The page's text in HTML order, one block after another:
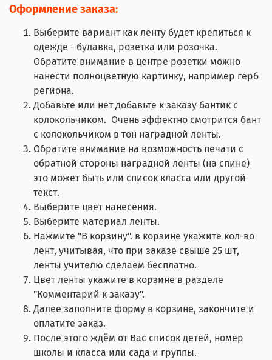
Оформление заказа:
Выберите вариант как ленту будет крепиться к
одежде - булавка, розетка или розочка.
Обратите внимание в центре розетки можно
нанести полноцветную картинку, например герб
региона.
Добавьте или нет добавьте к заказу бантик с
колокольчиком. Очень эффектно смотрится бант
с колокольчиком в тон наградной ленты.
Обратите внимание на возможность печати с
обратной стороны наградной ленты (на спине)
это может быть или список класса или другой
текст.
Выберите цвет нанесения.
Выберите материал ленты.
Нажмите "В корзину". в корзине укажите кол-во
лент, учитывая, что при заказе свыше 25 шт,
ленты учителю сделаем бесплатно.
Цвет ленты укажите в корзине в разделе
"Комментарий к заказу".
Далее заполните форму в корзине, закончите и
оплатите заказ.
После этого ждём от Вас список детей, номер
школы и класса или сада и группы.